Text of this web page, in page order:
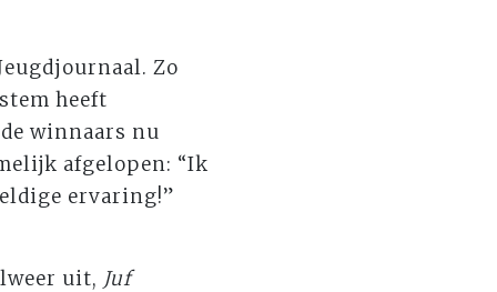
Zo
heeft
winnaars nu
afgelopen: “Ik
ervaring!”
uit, Juf